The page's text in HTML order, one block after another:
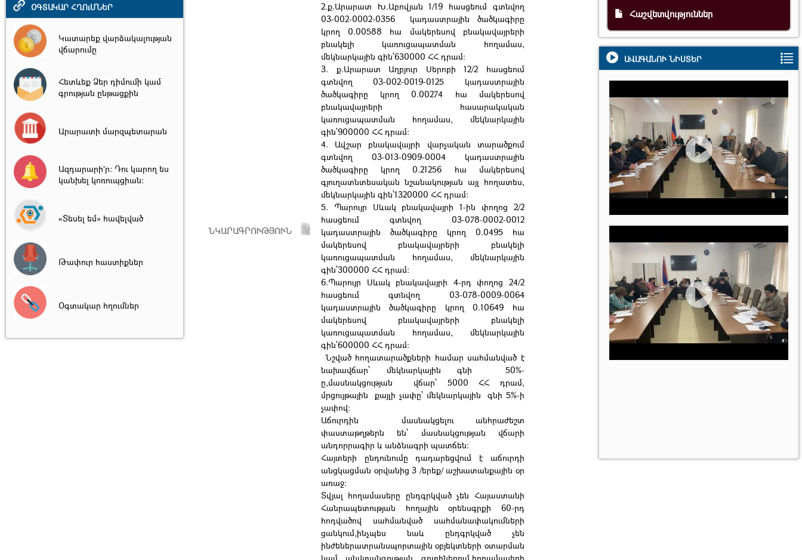
ՕԳՏԱԿԱՐ ՀՂՈւՄՆԵՐ
Կատարեք վարձակալության
վճարումը
Հետևեք Ձեր դիմումի կամ
գրության ընթացքին
Արարատի մարզպետարան
Ազդարարի'ր: Դու կարող ես
կանխել կոռուպցիան:
«Տեսել եմ» հավելված
Թափուր հաստիքներ
Օգտակար հղումներ
ՆԿԱՐԱԳՐՈՒԹՅՈՒՆ
2.ք.Արարատ Խ.Աբովյան 1/19 հասցեում գտնվող
03-002-0002-0356 կադաստրային ծածկագիրը
կրող 0.00588 հա մակերեսով բնակավայրերի
բնակելի կառուցապատման հողամաս,
մեկնարկային գին՝630000 ՀՀ դրամ:
3. ք.Արարատ Աղբյուր Սերոբի 12/2 հասցեում
գտնվող 03-002-0019-0125 կադաստրային
ծածկագիրը կրող 0.00274 հա մակերեսով
բնակավայրերի հասարակական
կառուցապատման հողամաս, մեկնարկային
գին՝900000 ՀՀ դրամ:
4. Ավշար բնակավայրի վարչական տարածքում
գտնվող 03-013-0909-0004 կադաստրային
ծածկագիրը կրող 0.21256 հա մակերեսով
գյուղատնտեսական նշանակության այլ հողատես,
մեկնարկային գին՝1320000 ՀՀ դրամ:
5. Պարույր Սևակ բնակավայրի 1-ին փողոց 2/2
հասցեում գտնվող 03-078-0002-0012
կադաստրային ծածկագիրը կրող 0.0495 հա
մակերեսով բնակավայրերի բնակելի
կառուցապատման հողամաս, մեկնարկային
գին՝300000 ՀՀ դրամ:
6.Պարույր Սևակ բնակավայրի 4-րդ փողոց 24/2
հասցեում գտնվող 03-078-0009-0064
կադաստրային ծածկագիրը կրող 0.10649 հա
մակերեսով բնակավայրերի բնակելի
կառուցապատման հողամաս, մեկնարկային
գին՝600000 ՀՀ դրամ:
Նշված հողատարածքների համար սահմանված է
նախավճար՝ մեկնարկային գնի 50%-
ը,մասնակցության վճար՝ 5000 ՀՀ դրամ,
մրցույթային քայլի չափը՝ մեկնարկային գնի 5%-ի
չափով:
Աճուրդին մասնակցելու անհրաժեշտ
փաստաթղթերն են՝ մասնակցության վճարի
անդորրագիր և անձնագրի պատճեն:
Հայտերի ընդունումը դադարեցվում է աճուրդի
անցկացման օրվանից 3 /երեք/ աշխատանքային օր
առաջ:
Տվյալ հողամասերը ընդգրկված չեն Հայաստանի
Հանրապետության հողային օրենսգրքի 60-րդ
հոդվածով սահմանված սահմանափակումների
ցանկում,ինչպես նաև ընդգրկված չեն
ինժեներատրանսպորտային օբյեկտների օտարման
Հաշվետվություններ
ԱՎԱԳԱՆՈՒ ՆԻՍՏԵՐ